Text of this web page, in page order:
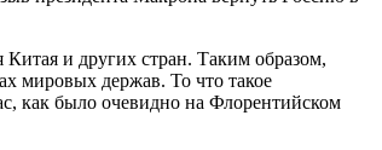
и других стран. Таким образом,
мировых держав. То что такое
как было очевидно на Флорентийском